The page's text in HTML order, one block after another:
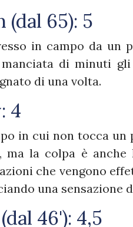
(dal 65): 5
in campo da un
di minuti
di una volta.
4
in cui non tocca un
ma la colpa è
che vengono
una sensazione
46'): 4,5